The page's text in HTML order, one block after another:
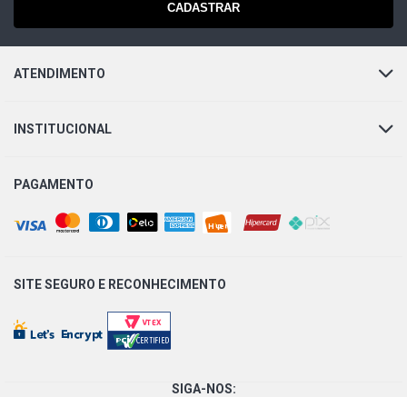
CADASTRAR
ATENDIMENTO
INSTITUCIONAL
PAGAMENTO
SITE SEGURO E RECONHECIMENTO
SIGA-NOS: